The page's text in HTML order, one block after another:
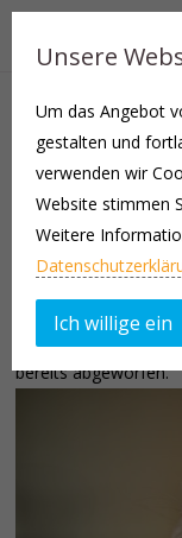
Snowball wurde
Er ist ein nicht
aber recht
Pelletfutter und
umstellen.
Snowball kann
nachts etwas
bereits abgeworfen.
Unsere
Um das Angebot
gestalten und
verwenden wir
Website stimmen
Weitere
Ich willige ein